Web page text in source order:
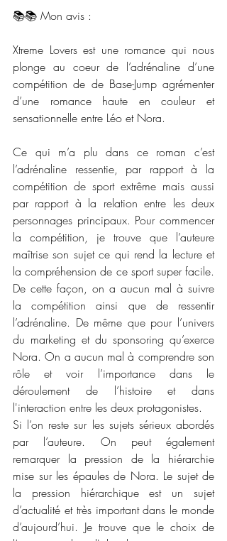
📚📚 Mon avis :
Xtreme Lovers est une romance qui nous
plonge au coeur de l’adrénaline d’une
compétition de de Base-Jump agrémenter
d’une romance haute en couleur et
sensationnelle entre Léo et Nora.
Ce qui m’a plu dans ce roman c’est
l’adrénaline ressentie, par rapport à la
compétition de sport extrême mais aussi
par rapport à la relation entre les deux
personnages principaux. Pour commencer
la compétition, je trouve que l’auteure
maîtrise son sujet ce qui rend la lecture et
la compréhension de ce sport super facile.
De cette façon, on a aucun mal à suivre
la compétition ainsi que de ressentir
l’adrénaline. De même que pour l’univers
du marketing et du sponsoring qu’exerce
Nora. On a aucun mal à comprendre son
rôle et voir l’importance dans le
déroulement de l’histoire et dans
l'interaction entre les deux protagonistes.
Si l’on reste sur les sujets sérieux abordés
par l’auteure. On peut également
remarquer la pression de la hiérarchie
mise sur les épaules de Nora. Le sujet de
la pression hiérarchique est un sujet
d’actualité et très important dans le monde
d’aujourd’hui. Je trouve que le choix de